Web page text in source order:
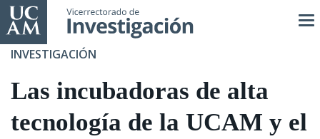
Pasar
al
contenido
INVESTIGACIÓN
Las incubadoras de alta
tecnología de la UCAM y el